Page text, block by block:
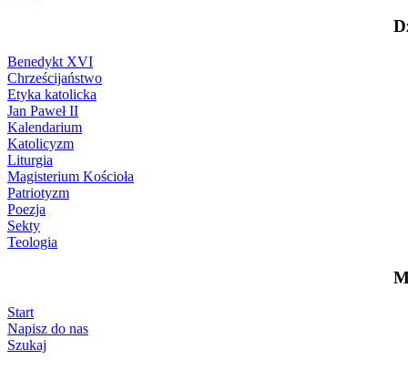
Benedykt XVI
Chrześcijaństwo
Etyka katolicka
Jan Paweł II
Kalendarium
Katolicyzm
Liturgia
Magisterium Kościoła
Patriotyzm
Poezja
Sekty
Teologia
Start
Napisz do nas
Szukaj